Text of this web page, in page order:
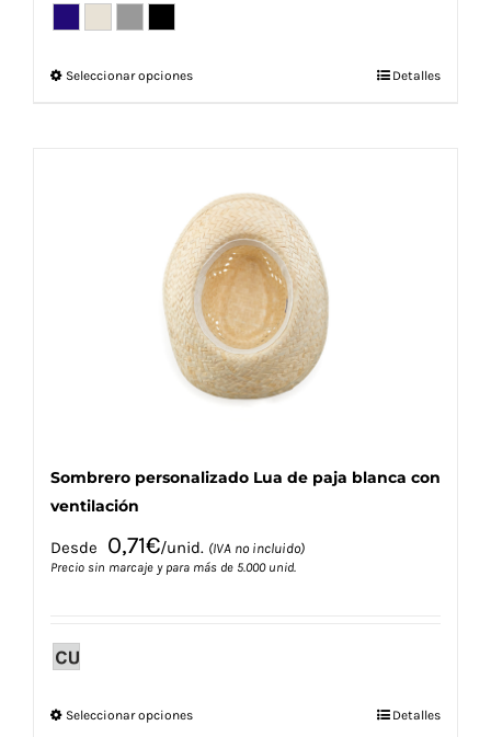
Seleccionar opcionesEste
Las
opciones
se
pueden
elegir
en
la
página
de
Detalles
Sombrero personalizado Lua de paja blanca con
ventilación
Desde 0,71€/unid. (IVA no incluido)
Precio sin marcaje y para más de 5.000 unid.
Seleccionar opcionesEste
Detalles